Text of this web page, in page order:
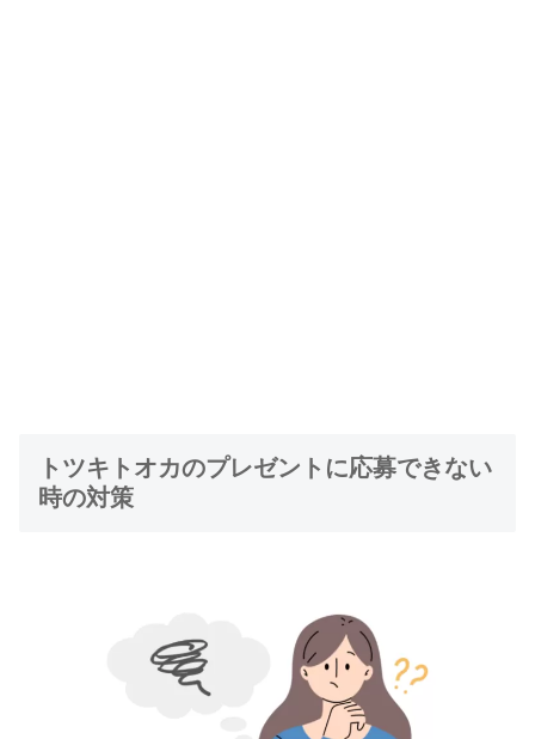
トツキトオカのプレゼントに応募できない
時の対策